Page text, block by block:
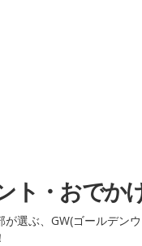
ト・おでか
が選ぶ、GW(ゴールデン